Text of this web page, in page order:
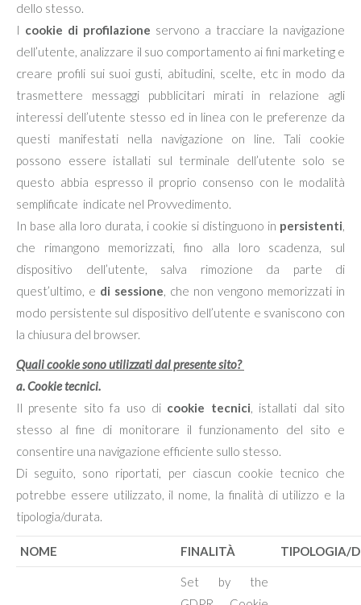
dello stesso.
I cookie di profilazione servono a tracciare la navigazione
dell’utente, analizzare il suo comportamento ai fini marketing e
creare profili sui suoi gusti, abitudini, scelte, etc in modo da
trasmettere messaggi pubblicitari mirati in relazione agli
interessi dell’utente stesso ed in linea con le preferenze da
questi manifestati nella navigazione on line. Tali cookie
possono essere istallati sul terminale dell’utente solo se
questo abbia espresso il proprio consenso con le modalità
semplificate indicate nel Provvedimento.
In base alla loro durata, i cookie si distinguono in persistenti,
che rimangono memorizzati, fino alla loro scadenza, sul
dispositivo dell’utente, salva rimozione da parte di
quest’ultimo, e di sessione, che non vengono memorizzati in
modo persistente sul dispositivo dell’utente e svaniscono con
la chiusura del browser.
Quali cookie sono utilizzati dal presente sito?
a. Cookie tecnici.
Il presente sito fa uso di cookie tecnici, istallati dal sito
stesso al fine di monitorare il funzionamento del sito e
consentire una navigazione efficiente sullo stesso.
Di seguito, sono riportati, per ciascun cookie tecnico che
potrebbe essere utilizzato, il nome, la finalità di utilizzo e la
tipologia/durata.
NOME FINALITÀ TIPOLOGIA/
Set by the